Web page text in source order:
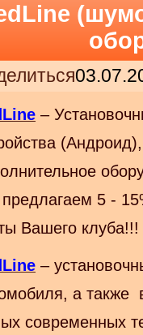
–
5 -
Вашего клуба!!!
–
а также
современных